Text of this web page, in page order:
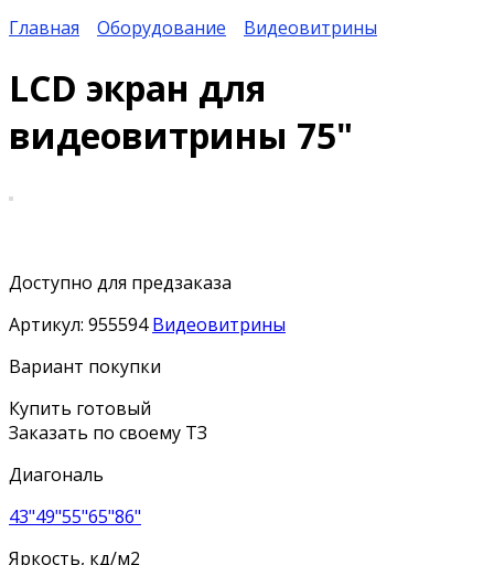
Главная
Оборудование Видеовитрины
LCD экран для
видеовитрины 75"
Доступно для предзаказа
Артикул: 955594 Видеовитрины
Вариант покупки
Купить готовый
Заказать по своему ТЗ
Диагональ
43"49"55"65"86"
Яркость, кд/м2